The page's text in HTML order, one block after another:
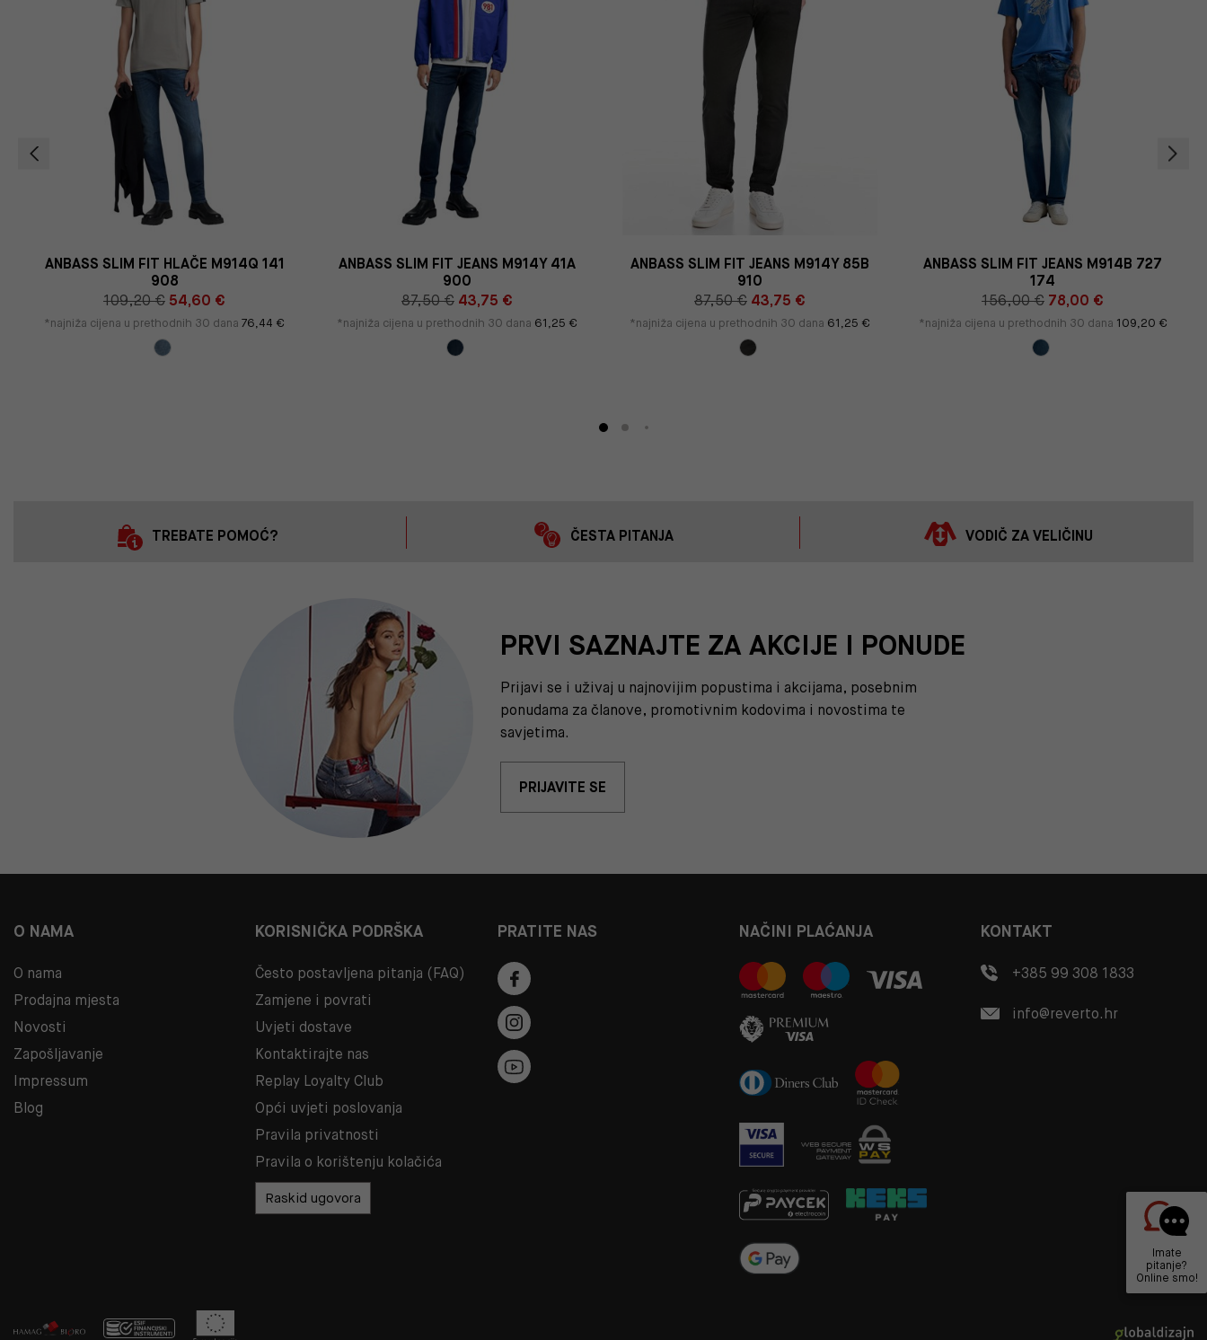
ANBASS SLIM FIT HLAČE M914Q 141
908
109,20 € 54,60 €
*najniža cijena u prethodnih 30 dana 76,44 €
ANBASS SLIM FIT JEANS M914Y 41A
900
87,50 € 43,75 €
*najniža cijena u prethodnih 30 dana 61,25 €
ANBASS SLIM FIT JEANS M914Y 85B
910
87,50 € 43,75 €
*najniža cijena u prethodnih 30 dana 61,25 €
ANBASS SLIM FIT JEANS M914B 727
174
156,00 € 78,00 €
*najniža cijena u prethodnih 30 dana 109,20 €
TREBATE POMOĆ? ČESTA PITANJA VODIČ ZA VELIČINU
PRVI SAZNAJTE ZA AKCIJE I PONUDE
Prijavi se i uživaj u najnovijim popustima i akcijama, posebnim
ponudama za članove, promotivnim kodovima i novostima te
savjetima.
PRIJAVITE SE
O NAMA
O nama
Prodajna mjesta
Novosti
Zapošljavanje
Impressum
Blog
KORISNIČKA PODRŠKA
Često postavljena pitanja (FAQ)
Zamjene i povrati
Uvjeti dostave
Kontaktirajte nas
Replay Loyalty Club
Opći uvjeti poslovanja
Pravila privatnosti
Pravila o korištenju kolačića
Raskid ugovora
PRATITE NAS NAČINI PLAĆANJA KONTAKT
+385 99 308 1833
info@reverto.hr
Imate
pitanje?
Online smo!